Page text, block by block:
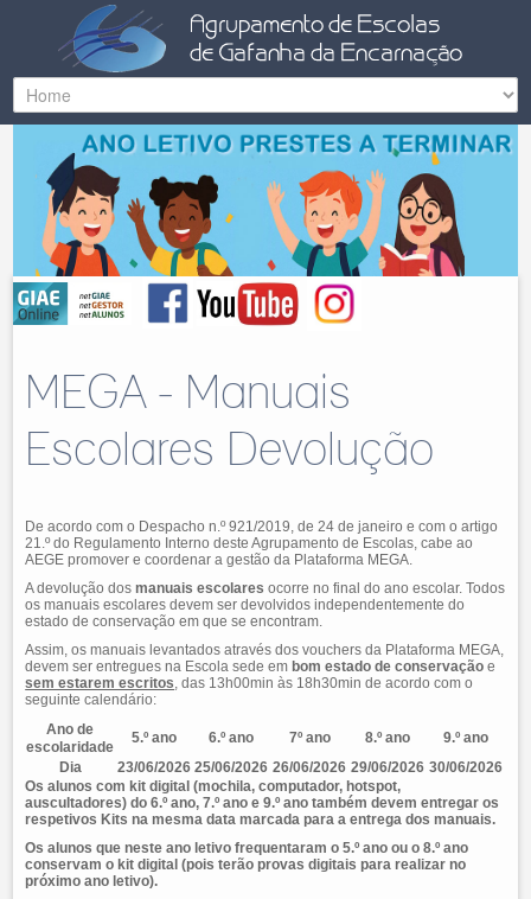
MEGA - Manuais
Escolares Devolução
De acordo com o Despacho n.º 921/2019, de 24 de janeiro e com o artigo
21.º do Regulamento Interno deste Agrupamento de Escolas, cabe ao
AEGE promover e coordenar a gestão da Plataforma MEGA.
A devolução dosmanuais escolares ocorre no final do ano escolar. Todos
os manuais escolares devem ser devolvidos independentemente do
estado de conservação em que se encontram.
Assim, os manuais levantados através dos vouchers da Plataforma MEGA,
devem ser entregues na Escola sede embom estado de conservação e
sem estarem escritos , das 13h00min às 18h30min de acordo com o
seguinte calendário:
Ano de
escolaridade
5.º ano 6.º ano 7º ano 8.º ano
9.º ano
Dia
23/06/2026 25/06/2026 26/06/2026 29/06/2026 30/06/2026
Os alunos com kit digital (mochila, computador, hotspot,
auscultadores) do 6.º ano, 7.º ano e 9.º ano também devem entregar os
respetivos Kits na mesma data marcada para a entrega dos manuais.
Os alunos que neste ano letivo frequentaram o 5.º ano ou o 8.º ano
conservam o kit digital (pois terão provas digitais para realizar no
próximo ano letivo).